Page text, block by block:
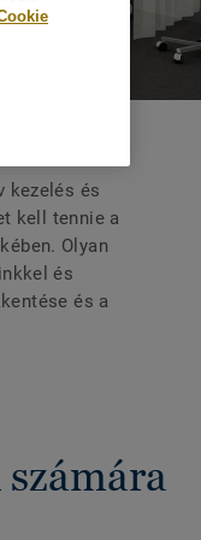
kezelés és
kell tennie a
Olyan
és
és a